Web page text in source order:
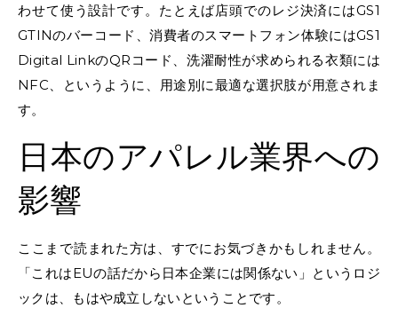
わせて使う設計です。たとえば店頭でのレジ決済にはGS1
GTINのバーコード、消費者のスマートフォン体験にはGS1
Digital LinkのQRコード、洗濯耐性が求められる衣類には
NFC、というように、用途別に最適な選択肢が用意されま
す。
日本のアパレル業界への
影響
ここまで読まれた方は、すでにお気づきかもしれません。
「これはEUの話だから日本企業には関係ない」というロジ
ックは、もはや成立しないということです。